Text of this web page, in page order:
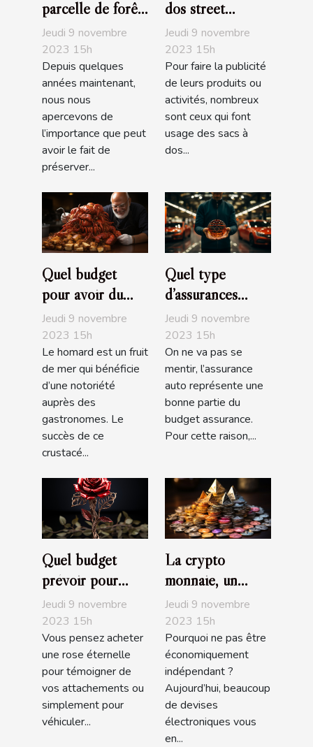
parcelle de forêt,
un investissement
écologique
Jeudi 9 novembre
2023 15h
Depuis quelques
années maintenant,
nous nous
apercevons de
l’importance que peut
avoir le fait de
préserver...
dos street
marketing est
pratique ?
Jeudi 9 novembre
2023 15h
Pour faire la publicité
de leurs produits ou
activités, nombreux
sont ceux qui font
usage des sacs à
dos...
Quel budget
pour avoir du
bon homard?
Jeudi 9 novembre
2023 15h
Le homard est un fruit
de mer qui bénéficie
d’une notoriété
auprès des
gastronomes. Le
succès de ce
crustacé...
Quel type
d’assurances
choisir pour sa
voiture ?
Jeudi 9 novembre
2023 15h
On ne va pas se
mentir, l’assurance
auto représente une
bonne partie du
budget assurance.
Pour cette raison,...
Quel budget
prévoir pour
l’achat d’une rose
éternelle ?
Jeudi 9 novembre
2023 15h
Vous pensez acheter
une rose éternelle
pour témoigner de
vos attachements ou
simplement pour
véhiculer...
La crypto
monnaie, un
choix
d’investissement,
d’achat ou de de
trading très
populaire
Jeudi 9 novembre
2023 15h
Pourquoi ne pas être
économiquement
indépendant ?
Aujourd’hui, beaucoup
de devises
électroniques vous
en...